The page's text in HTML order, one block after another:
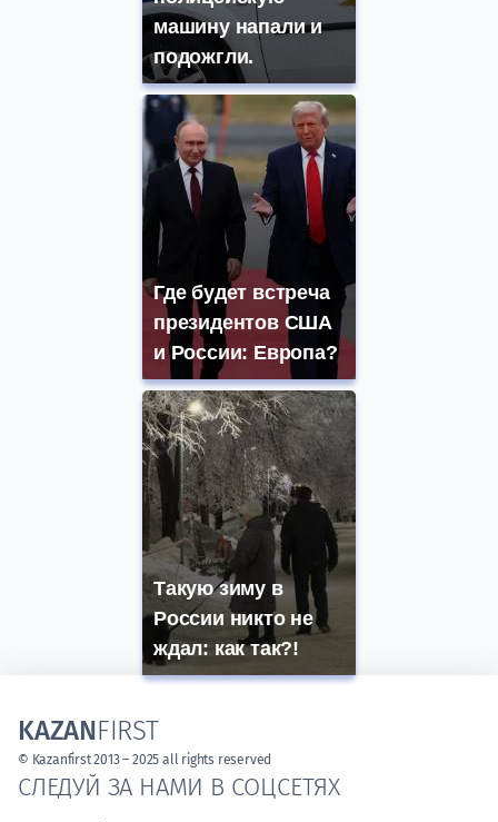
машину напали и
подожгли.
Где будет встреча
президентов США
и России: Европа?
Такую зиму в
России никто не
ждал: как так?!
СЛЕДУЙ ЗА НАМИ В СОЦСЕТЯХ
KAZANFIRST
© Kazanfirst 2013 – 2025 all rights reserved